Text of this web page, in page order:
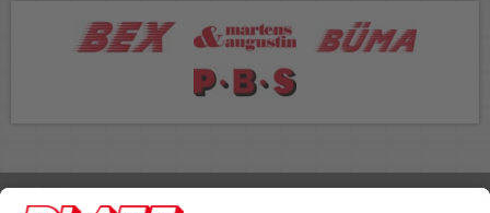
Rufen Sie uns an 04298 401-0